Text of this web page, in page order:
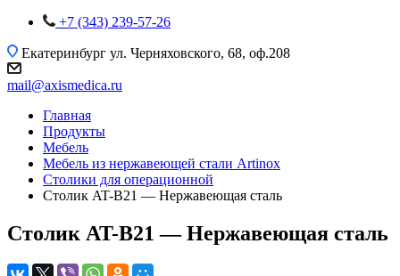
+7 (343) 239-57-26
Екатеринбург ул. Черняховского, 68, оф.208
mail@axismedica.ru
Главная
Продукты
Мебель
Мебель из нержавеющей стали Artinox
Столики для операционной
Столик AT-B21 — Нержавеющая сталь
Столик AT-B21 — Нержавеющая сталь